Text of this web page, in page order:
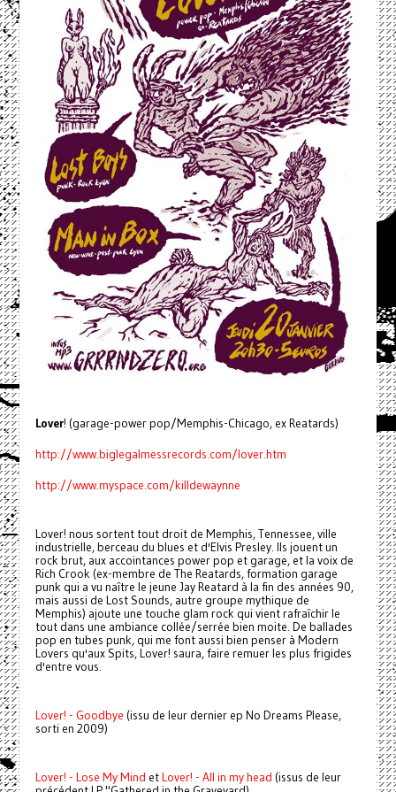
Lover! (garage-power pop/Memphis-Chicago, ex Reatards)
http://www.biglegalmessrecords.com/lover.htm
http://www.myspace.com/killdewaynne
Lover! nous sortent tout droit de Memphis, Tennessee, ville
industrielle, berceau du blues et d'Elvis Presley. Ils jouent un
rock brut, aux accointances power pop et garage, et la voix de
Rich Crook (ex-membre de The Reatards, formation garage
punk qui a vu naître le jeune Jay Reatard à la fin des années 90,
mais aussi de Lost Sounds, autre groupe mythique de
Memphis) ajoute une touche glam rock qui vient rafraîchir le
tout dans une ambiance collée/serrée bien moite. De ballades
pop en tubes punk, qui me font aussi bien penser à Modern
Lovers qu'aux Spits, Lover! saura, faire remuer les plus frigides
d'entre vous.
Lover! - Goodbye (issu de leur dernier ep No Dreams Please,
sorti en 2009)
Lover! - Lose My Mind etLover! - All in my head (issus de leur